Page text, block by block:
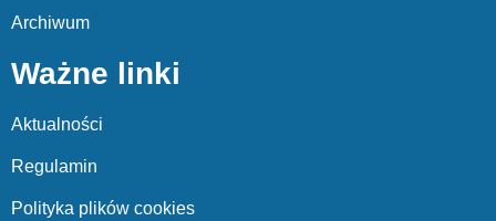
Archiwum
Ważne linki
Aktualności
Regulamin
Polityka plików cookies